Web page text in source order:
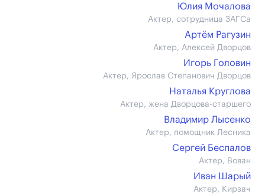
Юлия Мочалова
Актер, сотрудница ЗАГСа
Артём Рагузин
Актер, Алексей Дворцов
Игорь Головин
Актер, Ярослав Степанович Дворцов
Наталья Круглова
Актер, жена Дворцова-старшего
Владимир Лысенко
Актер, помощник Лесника
Сергей Беспалов
Актер, Вован
Иван Шарый
Актер, Кирзач